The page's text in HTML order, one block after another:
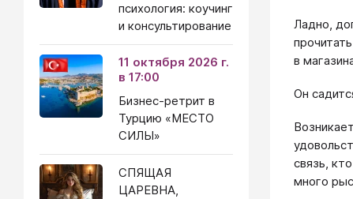
Ладно,
в
Он
связь,
много
психология: коучинг
и консультирование
11 октября 2026 г.
в 17:00
Бизнес-ретрит в
Турцию «МЕСТО
СИЛЫ»
СПЯЩАЯ
ЦАРЕВНА,